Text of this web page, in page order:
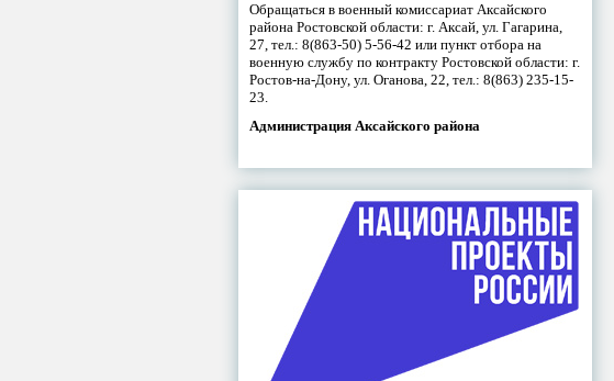
Обращаться в военный комиссариат Аксайского
района Ростовской области: г. Аксай, ул. Гагарина,
27, тел.: 8(863-50) 5-56-42 или пункт отбора на
военную службу по контракту Ростовской области: г.
Ростов-на-Дону, ул. Оганова, 22, тел.: 8(863) 235-15-
23.
Администрация Аксайского района